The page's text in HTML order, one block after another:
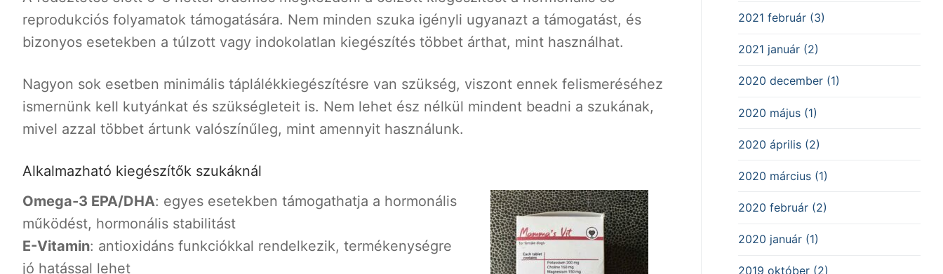
reprodukciós folyamatok támogatására. Nem minden szuka igényli ugyanazt a támogatást, és
bizonyos esetekben a túlzott vagy indokolatlan kiegészítés többet árthat, mint használhat.
Nagyon sok esetben minimális táplálékkiegészítésre van szükség, viszont ennek felismeréséhez
ismernünk kell kutyánkat és szükségleteit is. Nem lehet ész nélkül mindent beadni a szukának,
mivel azzal többet ártunk valószínűleg, mint amennyit használunk.
Alkalmazható kiegészítők szukáknál
Omega-3 EPA/DHA: egyes esetekben támogathatja a hormonális
működést, hormonális stabilitást
E-Vitamin: antioxidáns funkciókkal rendelkezik, termékenységre
jó hatással lehet
2021 február (3)
2021 január (2)
2020 december (1)
2020 május (1)
2020 április (2)
2020 március (1)
2020 február (2)
2020 január (1)
2019 október (2)